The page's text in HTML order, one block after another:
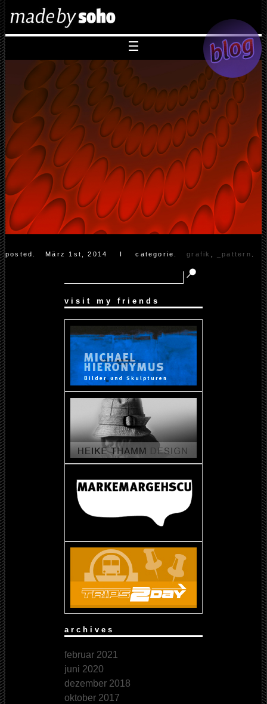
posted. März 1st, 2014 Ι categorie.grafik _pattern
visit my friends
archives
februar 2021
juni 2020
dezember 2018
oktober 2017